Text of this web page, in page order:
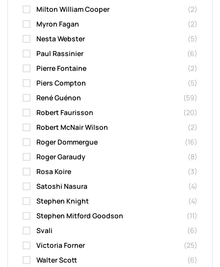
Milton William Cooper
(2)
Myron Fagan
(2)
Nesta Webster
(5)
Paul Rassinier
(6)
Pierre Fontaine
(2)
Piers Compton
(5)
René Guénon
(59)
Robert Faurisson
(20)
Robert McNair Wilson
(2)
Roger Dommergue
(16)
Roger Garaudy
(8)
Rosa Koire
(3)
Satoshi Nasura
(4)
Stephen Knight
(4)
Stephen Mitford Goodson
(11)
Svali
(6)
Victoria Forner
(25)
Walter Scott
(6)